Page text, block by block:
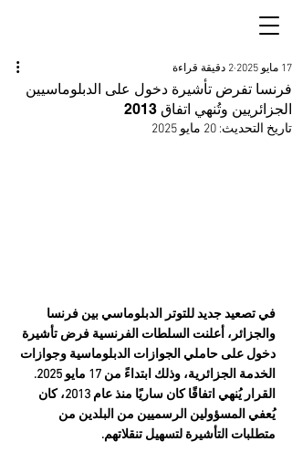
فرنسا تفرض تأشيرة دخول على الدبلوماسيين
الجزائريين وتُنهي اتفاق 2013
17 مايو 2025 2 دقيقة قراءة
تاريخ التحديث: 20 مايو 2025
في تصعيد جديد للتوتر الدبلوماسي بين فرنسا
والجزائر، أعلنت السلطات الفرنسية فرض تأشيرة
دخول على حاملي الجوازات الدبلوماسية وجوازات
الخدمة الجزائرية، وذلك ابتداءً من 17 مايو 2025.
القرار يُنهي اتفاقًا كان ساريًا منذ عام 2013، كان
يُعفي المسؤولين الرسميين من البلدين من
متطلبات التأشيرة لتسهيل تنقلاتهم.